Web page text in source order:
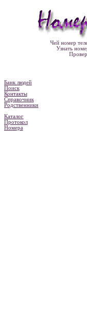
Чей номер
Узнать
Банк людей
Поиск
Контакты
Справочник
Родственники
Каталог
Протокол
Номера